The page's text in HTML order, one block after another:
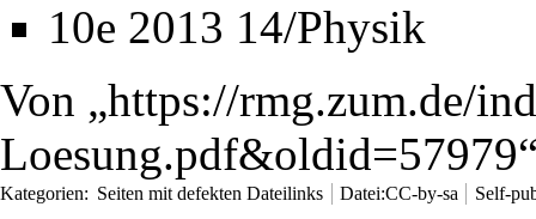
10e 2013 14/Physik
Von „https://rmg.zum.de/
Loesung.pdf&oldid=57979
Kategorien: Seiten mit defekten Dateilinks Datei:CC-by-sa Self-